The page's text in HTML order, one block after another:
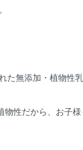
た無添加・植物性
物性だから、お子